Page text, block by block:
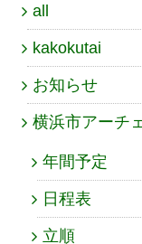
all
kakokutai
お知らせ
横浜市アーチ
年間予定
日程表
立順